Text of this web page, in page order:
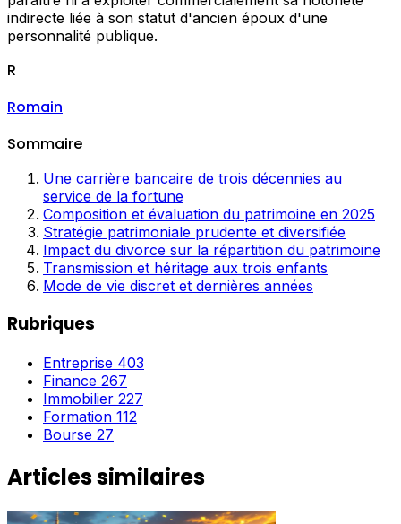
indirecte liée à son statut d'ancien époux d'une
personnalité publique.
R
Romain
Sommaire
Une carrière bancaire de trois décennies au
service de la fortune
Composition et évaluation du patrimoine en 2025
Stratégie patrimoniale prudente et diversifiée
Impact du divorce sur la répartition du patrimoine
Transmission et héritage aux trois enfants
Mode de vie discret et dernières années
Rubriques
Entreprise 403
Finance 267
Immobilier 227
Formation 112
Bourse 27
Articles similaires